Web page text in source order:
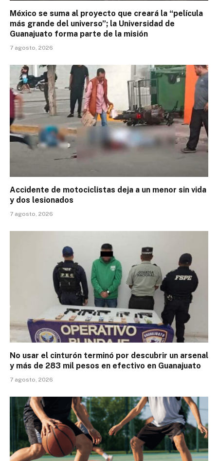
México se suma al proyecto que creará la “película
más grande del universo”; la Universidad de
Guanajuato forma parte de la misión
7 agosto, 2026
Accidente de motociclistas deja a un menor sin vida
y dos lesionados
7 agosto, 2026
No usar el cinturón terminó por descubrir un arsenal
y más de 283 mil pesos en efectivo en Guanajuato
7 agosto, 2026